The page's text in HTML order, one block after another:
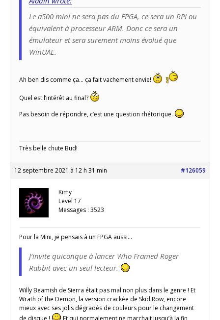
Le a500 mini ne sera pas du FPGA, ce sera un RPI ou
équivalent à processeur ARM. Donc ce sera un
émulateur et sera surement moins évolué que
WinUAE.
Ah ben dis comme ça… ça fait vachement envie!
Quel est l’intérêt au final?
Pas besoin de répondre, c’est une question rhétorique.
Très belle chute Bud!
12 septembre 2021 à 12 h 31 min #126059
Kimy
Level 17
Messages : 3523
Pour la Mini, je pensais à un FPGA aussi…
J’invite quiconque à lancer Who Framed Roger
Rabbit avec un seul lecteur.
Willy Beamish de Sierra était pas mal non plus dans le genre ! Et
Wrath of the Demon, la version crackée de Skid Row, encore
mieux avec ses jolis dégradés de couleurs pour le changement